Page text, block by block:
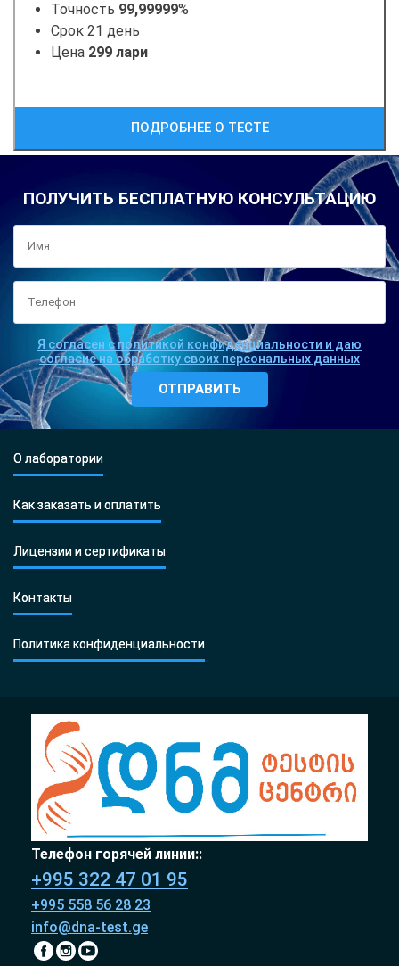
Точность 99,99999%
Срок 21 день
Цена 299 лари
ПОДРОБНЕЕ О ТЕСТЕ
ПОЛУЧИТЬ БЕСПЛАТНУЮ КОНСУЛЬТАЦИЮ
Я согласен с политикой конфиденциальности и даю
согласие на обработку своих персональных данных
О лаборатории
Как заказать и оплатить
Лицензии и сертификаты
Контакты
Политика конфиденциальности
Телефон горячей линии::
+995 322 47 01 95
+995 558 56 28 23
info@dna-test.ge